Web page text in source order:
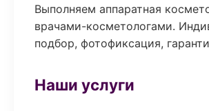
Выполняем аппаратная
врачами-косметологами.
подбор, фотофиксация,
Наши услуги